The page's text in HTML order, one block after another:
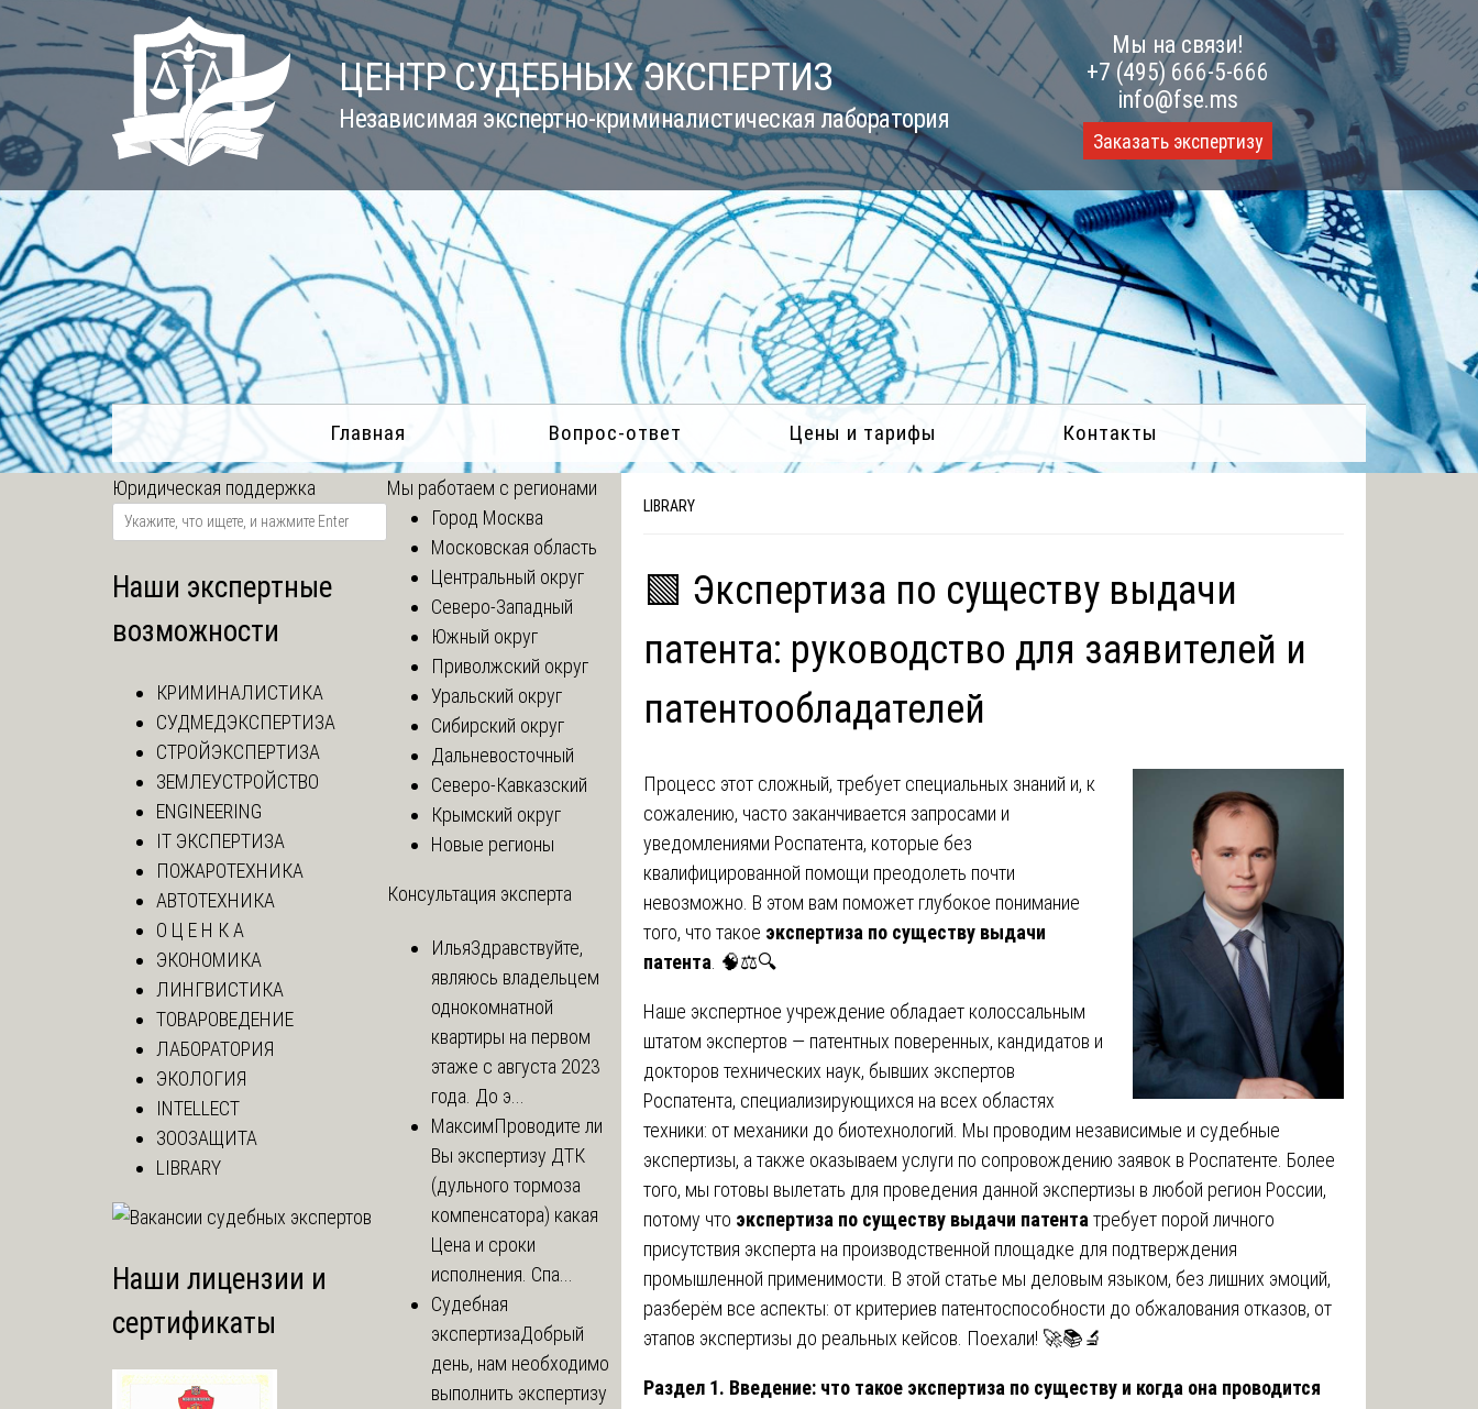
Skip
to
content
ЦЕНТР СУДЕБНЫХ ЭКСПЕРТИЗ
Независимая экспертно-криминалистическая лаборатория
Мы на связи!
+7 (495) 666-5-666
info@fse.ms
Заказать экспертизу
Главная Вопрос-ответ Цены и тарифы Контакты
LIBRARY
🟩 Экспертиза по существу выдачи
патента: руководство для заявителей и
патентообладателей
Процесс этот сложный, требует специальных знаний и, к
сожалению, часто заканчивается запросами и
уведомлениями Роспатента, которые без
квалифицированной помощи преодолеть почти
невозможно. В этом вам поможет глубокое понимание
того, что такое экспертиза по существу выдачи
патента . 🧠⚖️🔍
Наше экспертное учреждение обладает колоссальным
штатом экспертов — патентных поверенных, кандидатов и
докторов технических наук, бывших экспертов
Роспатента, специализирующихся на всех областях
техники: от механики до биотехнологий. Мы проводим независимые и судебные
экспертизы, а также оказываем услуги по сопровождению заявок в Роспатенте. Более
того, мы готовы вылетать для проведения данной экспертизы в любой регион России,
потому что экспертиза по существу выдачи патента требует порой личного
присутствия эксперта на производственной площадке для подтверждения
промышленной применимости. В этой статье мы деловым языком, без лишних эмоций,
разберём все аспекты: от критериев патентоспособности до обжалования отказов, от
этапов экспертизы до реальных кейсов. Поехали! 🚀📚🔬
Раздел 1. Введение: что такое экспертиза по существу и когда она проводится
Юридическая поддержка
Наши экспертные
возможности
КРИМИНАЛИСТИКА
СУДМЕДЭКСПЕРТИЗА
СТРОЙЭКСПЕРТИЗА
ЗЕМЛЕУСТРОЙСТВО
ENGINEERING
IT ЭКСПЕРТИЗА
ПОЖАРОТЕХНИКА
АВТОТЕХНИКА
О Ц Е Н К А
ЭКОНОМИКА
ЛИНГВИСТИКА
ТОВАРОВЕДЕНИЕ
ЛАБОРАТОРИЯ
ЭКОЛОГИЯ
INTELLECT
ЗООЗАЩИТА
LIBRARY
Наши лицензии и
сертификаты
Мы работаем с регионами
Город Москва
Московская область
Центральный округ
Северо-Западный
Южный округ
Приволжский округ
Уральский округ
Сибирский округ
Дальневосточный
Северо-Кавказский
Крымский округ
Новые регионы
Консультация эксперта
ИльяЗдравствуйте,
являюсь владельцем
однокомнатной
квартиры на первом
этаже с августа 2023
года. До э...
МаксимПроводите ли
Вы экспертизу ДТК
(дульного тормоза
компенсатора) какая
Цена и сроки
исполнения. Спа...
Судебная
экспертизаДобрый
день, нам необходимо
выполнить экспертизу